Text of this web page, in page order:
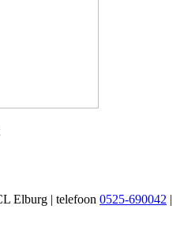
Elburg | telefoon 0525-690042 |